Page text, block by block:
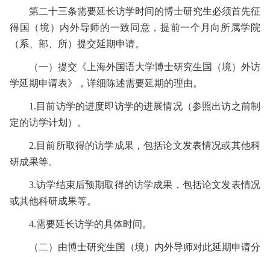
第二十三条需要延长访学时间的博士研究生必须首先征
得国（境）内外导师的一致同意，提前一个月向所属学院
（系、部、所）提交延期申请。
（一） 提交《上海外国语大学博士研究生国（境）外访
学延期申请表》，详细陈述需要延期的理由。
1. 目前访学的进度即访学的进展情况（参照出访之前制
定的访学计划）。
2. 目前所取得的访学成果，包括论文发表情况或其他科
研成果等。
3.访学结束后预期取得的访学成果，包括论文发表情况
或其他科研成果等。
4.需要延长访学的具体时间。
（二） 由博士研究生国（境）内外导师对此延期申请分